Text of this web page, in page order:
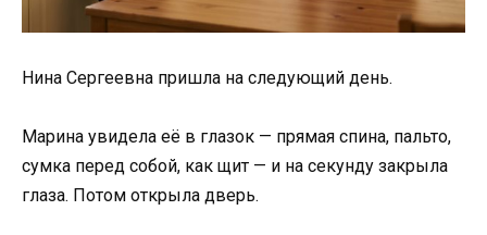
Нина Сергеевна пришла на следующий день.
Марина увидела её в глазок — прямая спина, пальто,
сумка перед собой, как щит — и на секунду закрыла
глаза. Потом открыла дверь.